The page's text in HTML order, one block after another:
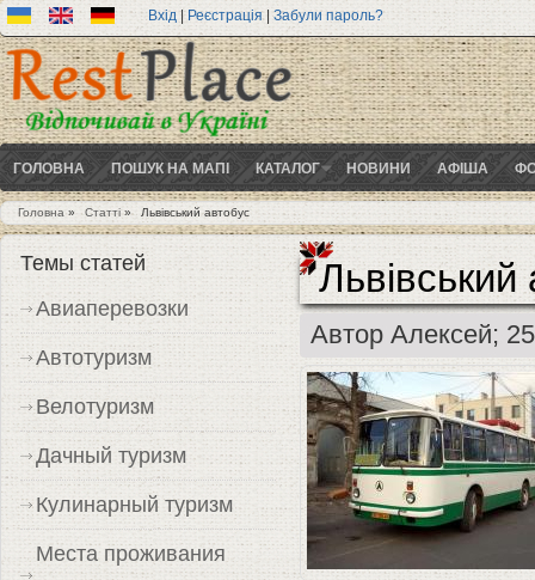
Вхід | Реєстрація|Забули пароль?
ГОЛОВНА ПОШУК НА МАПІ КАТАЛОГ НОВИНИ АФІША
Ви є тут
Головна» Статті » Львівський автобус
Львівський
Автор Алексей;
Темы статей
Авиаперевозки
Автотуризм
Велотуризм
Дачный туризм
Кулинарный туризм
Места проживания